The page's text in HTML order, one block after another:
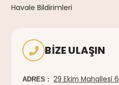
Havale Bildirimleri
BIZE ULAŞIN
ADRES :
29 Ekim Mahallesi